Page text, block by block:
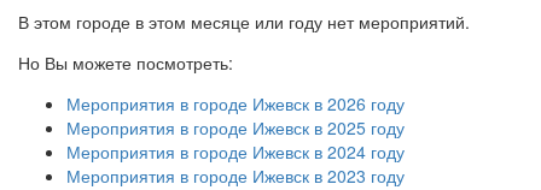
В этом городе в этом месяце или году нет мероприятий.
Но Вы можете посмотреть:
Мероприятия в городе Ижевск в 2026 году
Мероприятия в городе Ижевск в 2025 году
Мероприятия в городе Ижевск в 2024 году
Мероприятия в городе Ижевск в 2023 году